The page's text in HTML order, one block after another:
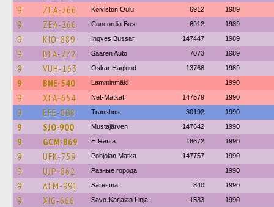
9 ZEA-266 Koiviston Oulu 6912 1989
9 ZEA-266 Concordia Bus 6912 1989
9 KIO-889 Ingves Bussar 147447 1989
9 BFA-272 Saaren Auto 7073 1989
9 VUH-163 Oskar Haglund 13766 1989
9 BNE-540 Lamminmäki 1990
9 XFA-654 Net-Matkat 147579 1990
9 EFE-808 Transbus 30192 1990
9 SJO-900 Mustajärven 147642 1990
9 GCM-869 H.Ranta 16672 1990
9 UFK-759 Pohjolan Matka 147757 1990
9 UJP-862 Разные города 1990
9 AFM-991 Saresma 840 1990
9 XIG-666 Savo-Karjalan Linja 1533 1990